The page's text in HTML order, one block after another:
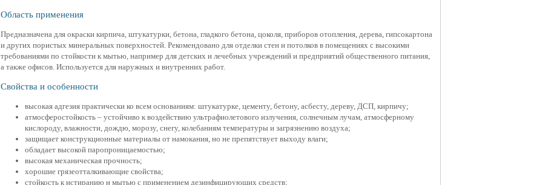
Область применения
Предназначена для окраски кирпича, штукатурки, бетона, гладкого бетона, цоколя, приборов отопления, дерева, гипсокартона
и других пористых минеральных поверхностей. Рекомендовано для отделки стен и потолков в помещениях с высокими
требованиями по стойкости к мытью, например для детских и лечебных учреждений и предприятий общественного питания,
а также офисов. Используется для наружных и внутренних работ.
Свойства и особенности
высокая адгезия практически ко всем основаниям: штукатурке, цементу, бетону, асбесту, дереву, ДСП, кирпичу;
атмосферостойкость – устойчиво к воздействию ультрафиолетового излучения, солнечным лучам, атмосферному
кислороду, влажности, дождю, морозу, снегу, колебаниям температуры и загрязнению воздуха;
защищает конструкционные материалы от намокания, но не препятствует выходу влаги;
обладает высокой паропроницаемостью;
высокая механическая прочность;
хорошие грязеотталкивающие свойства;
стойкость к истиранию и мытью с применением дезинфицирующих средств;